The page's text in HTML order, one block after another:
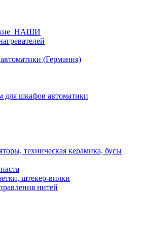
(Германия)
для шкафов автоматики
техническая керамика, бусы
штекер-вилки
нитей